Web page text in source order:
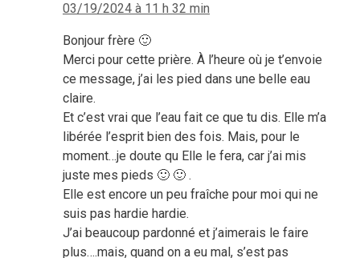
03/19/2024 à 11 h 32 min
Bonjour frère 🙂
Merci pour cette prière. À l’heure où je t’envoie
ce message, j’ai les pied dans une belle eau
claire.
Et c’est vrai que l’eau fait ce que tu dis. Elle m’a
libérée l’esprit bien des fois. Mais, pour le
moment…je doute qu Elle le fera, car j’ai mis
juste mes pieds 🙂 🙂 .
Elle est encore un peu fraîche pour moi qui ne
suis pas hardie hardie.
J’ai beaucoup pardonné et j’aimerais le faire
plus….mais, quand on a eu mal, s’est pas